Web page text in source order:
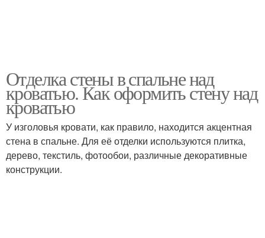
Отделка стены в спальне над
кроватью. Как оформить стену над
кроватью
У изголовья кровати, как правило, находится акцентная
стена в спальне. Для её отделки используются плитка,
дерево, текстиль, фотообои, различные декоративные
конструкции.